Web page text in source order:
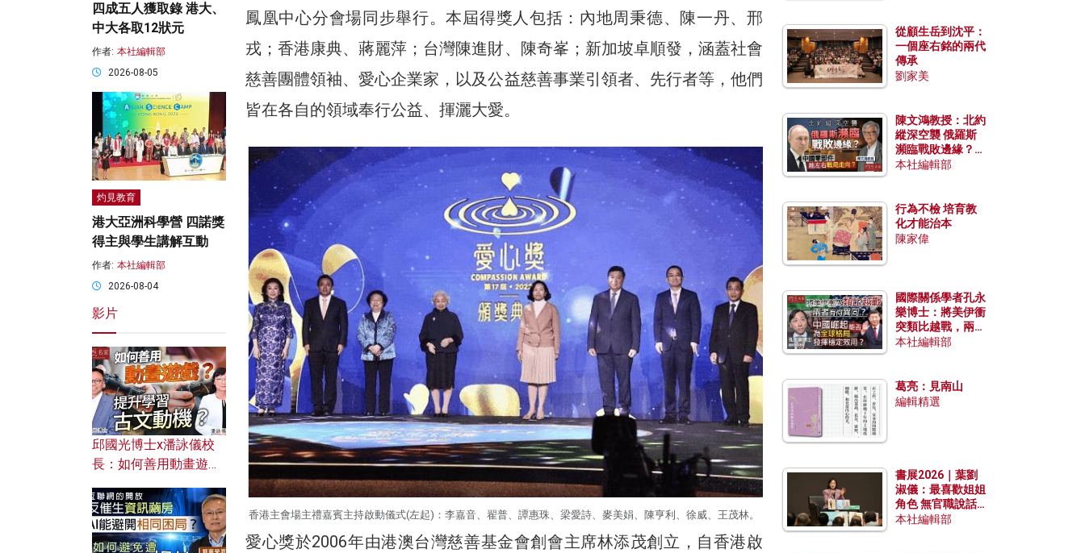
鳳凰中心分會場同步舉行。本屆得獎人包括：內地周秉德、陳一丹、邢
戎；香港康典、蔣麗萍；台灣陳進財、陳奇峯；新加坡卓順發，涵蓋社會
慈善團體領袖、愛心企業家，以及公益慈善事業引領者、先行者等，他們
皆在各自的領域奉行公益、揮灑大愛。
香港主會場主禮嘉賓主持啟動儀式(左起)：李嘉音、翟普、譚惠珠、梁愛詩、麥美娟、陳亨利、徐威、王茂林。
愛心獎於2006年由港澳台灣慈善基金會創會主席林添茂創立，自香港啟
四成五人獲取錄 港大、
中大各取12狀元
作者: 本社編輯部
2026-08-05
灼見教育
港大亞洲科學營 四諾獎
得主與學生講解互動
作者: 本社編輯部
2026-08-04
影片
邱國光博士x潘詠儀校
長：如何善用動畫遊戲
從顧生岳到沈平：
一個座右銘的兩代
傳承
劉家美
陳文鴻教授：北約
縱深空襲 俄羅斯
瀕臨戰敗邊緣？中
國零部件能左右戰
本社編輯部
行為不檢 培育教
化才能治本
陳家偉
國際關係學者孔永
樂博士：將美伊衝
突類比越戰，兩者
有何異同？中國崛
本社編輯部
葛亮：見南山
編輯精選
書展2026｜葉劉
淑儀：最喜歡姐姐
角色 無官職說話
包袱少
本社編輯部